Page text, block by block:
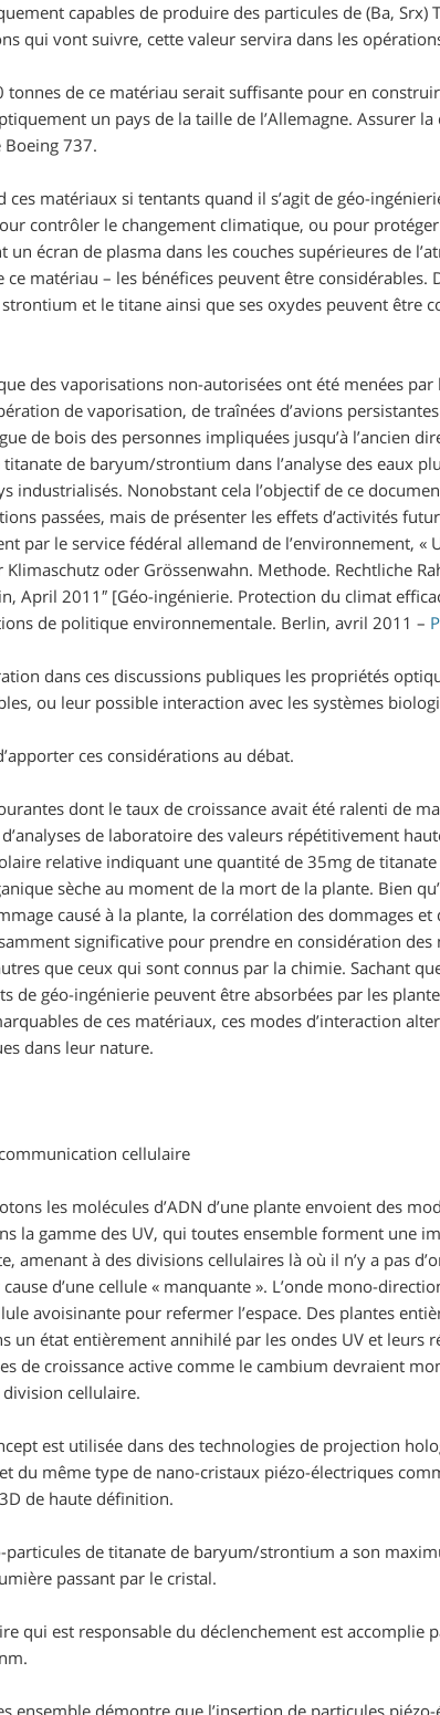
capables de produire des particules de (Ba, Srx)
qui vont suivre, cette valeur servira dans les
de ce matériau serait suffisante pour en
un pays de la taille de l’Allemagne. Assurer
737.
ces matériaux si tentants quand il s’agit de géo-
contrôler le changement climatique, ou pour
un écran de plasma dans les couches supérieures de
matériau – les bénéfices peuvent être considérables.
et le titane ainsi que ses oxydes peuvent être
des vaporisations non-autorisées ont été menées par
de vaporisation, de traînées d’avions
de bois des personnes impliquées jusqu’à l’ancien
de baryum/strontium dans l’analyse des eaux
industrialisés. Nonobstant cela l’objectif de ce
passées, mais de présenter les effets d’activités
par le service fédéral allemand de l’environnement, «
Klimaschutz oder Grössenwahn. Methode. Rechtliche
April 2011″ [Géo-ingénierie. Protection du climat
de politique environnementale. Berlin, avril 2011 –
dans ces discussions publiques les propriétés
ou leur possible interaction avec les systèmes
ces considérations au débat.
dont le taux de croissance avait été ralenti de
de laboratoire des valeurs répétitivement
relative indiquant une quantité de 35mg de
sèche au moment de la mort de la plante. Bien
causé à la plante, la corrélation des dommages
significative pour prendre en considération des
que ceux qui sont connus par la chimie. Sachant
de géo-ingénierie peuvent être absorbées par les
de ces matériaux, ces modes d’interaction
dans leur nature.
cellulaire
les molécules d’ADN d’une plante envoient des
la gamme des UV, qui toutes ensemble forment une
amenant à des divisions cellulaires là où il n’y a pas
d’une cellule « manquante ». L’onde mono-
avoisinante pour refermer l’espace. Des plantes
un état entièrement annihilé par les ondes UV et leurs
de croissance active comme le cambium devraient
cellulaire.
est utilisée dans des technologies de projection
du même type de nano-cristaux piézo-électriques
de haute définition.
particules de titanate de baryum/strontium a son
passant par le cristal.
qui est responsable du déclenchement est accomplie